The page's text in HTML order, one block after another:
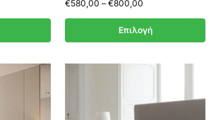
€580,00 – €800,00
Επιλογή